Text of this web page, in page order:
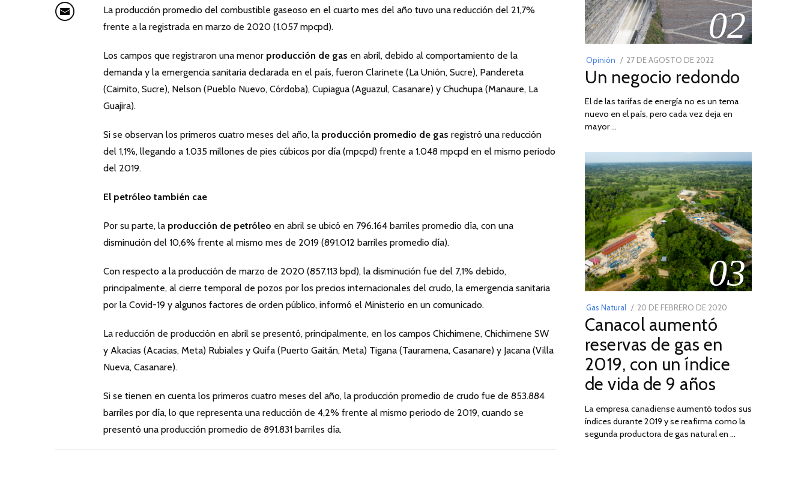
La producción promedio del combustible gaseoso en el cuarto mes del año tuvo una reducción del 21,7%
frente a la registrada en marzo de 2020 (1.057 mpcpd).
Los campos que registraron una menor producción de gas en abril, debido al comportamiento de la
demanda y la emergencia sanitaria declarada en el país, fueron Clarinete (La Unión, Sucre), Pandereta
(Caimito, Sucre), Nelson (Pueblo Nuevo, Córdoba), Cupiagua (Aguazul, Casanare) y Chuchupa (Manaure, La
Guajira).
Si se observan los primeros cuatro meses del año, la producción promedio de gas registró una reducción
del 1,1%, llegando a 1.035 millones de pies cúbicos por día (mpcpd) frente a 1.048 mpcpd en el mismo periodo
del 2019.
El petróleo también cae
Por su parte, la producción de petróleo en abril se ubicó en 796.164 barriles promedio día, con una
disminución del 10,6% frente al mismo mes de 2019 (891.012 barriles promedio día).
Con respecto a la producción de marzo de 2020 (857.113 bpd), la disminución fue del 7,1% debido,
principalmente, al cierre temporal de pozos por los precios internacionales del crudo, la emergencia sanitaria
por la Covid-19 y algunos factores de orden público, informó el Ministerio en un comunicado.
La reducción de producción en abril se presentó, principalmente, en los campos Chichimene, Chichimene SW
y Akacias (Acacias, Meta) Rubiales y Quifa (Puerto Gaitán, Meta) Tigana (Tauramena, Casanare) y Jacana (Villa
Nueva, Casanare).
Si se tienen en cuenta los primeros cuatro meses del año, la producción promedio de crudo fue de 853.884
barriles por día, lo que representa una reducción de 4,2% frente al mismo periodo de 2019, cuando se
presentó una producción promedio de 891.831 barriles día.
02
Opinión
POSTED
ON
27 DE AGOSTO DE 2022
DE
DE
2022
Un negocio redondo
El de las tarifas de energía no es un tema
nuevo en el país, pero cada vez deja en
mayor …
03
Gas Natural
POSTED
ON
20 DE FEBRERO DE 2020
2025
Canacol aumentó
reservas de gas en
2019, con un índice
de vida de 9 años
La empresa canadiense aumentó todos sus
índices durante 2019 y se reafirma como la
segunda productora de gas natural en …